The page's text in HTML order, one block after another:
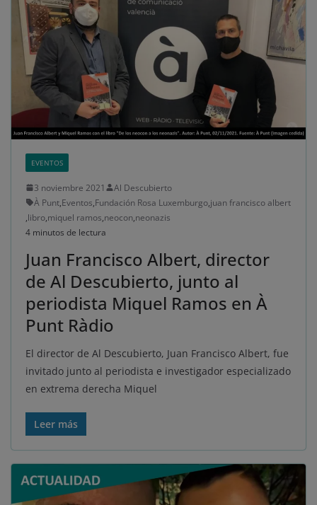
EVENTOS
3 noviembre 2021
Al Descubierto
À Punt,Eventos,Fundación Rosa Luxemburgo,juan francisco albert
,libro,miquel ramos,neocon,neonazis
4 minutos de lectura
Juan Francisco Albert, director
de Al Descubierto, junto al
periodista Miquel Ramos en À
Punt Ràdio
El director de Al Descubierto, Juan Francisco Albert, fue
invitado junto al periodista e investigador especializado
en extrema derecha Miquel
Leer más